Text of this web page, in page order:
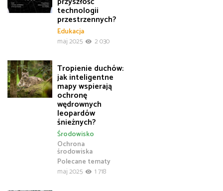
technologii
przestrzennych?
Edukacja
maj 2025
2 030
Tropienie duchów:
jak inteligentne
mapy wspierają
ochronę
wędrownych
leopardów
śnieżnych?
Ochrona
środowiska
Polecane tematy
Środowisko
maj 2025 1 718